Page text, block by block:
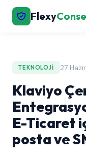
Flexy
TEKNOLOJI 27
Klaviyo
E-Ticaret
posta ve